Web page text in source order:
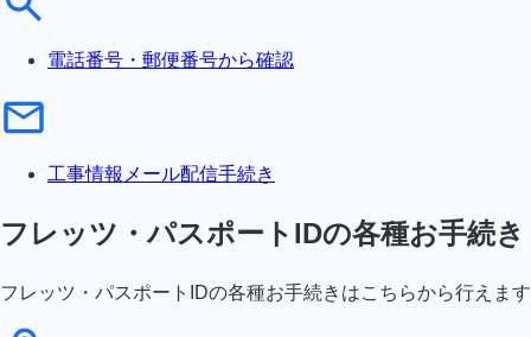
電話番号・郵便番号から確認
工事情報メール配信手続き
フレッツ・パスポートIDの各種お手続き
フレッツ・パスポートIDの各種お手続きはこちらから行えます